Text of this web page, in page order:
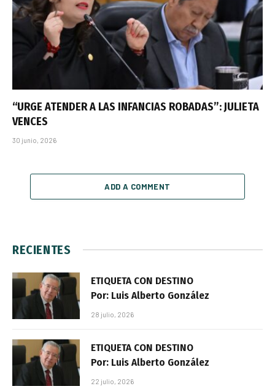
“URGE ATENDER A LAS INFANCIAS ROBADAS”: JULIETA
VENCES
30 junio, 2026
ADD A COMMENT
RECIENTES
ETIQUETA CON DESTINO
Por: Luis Alberto González
28 julio, 2026
ETIQUETA CON DESTINO
Por: Luis Alberto González
22 julio, 2026